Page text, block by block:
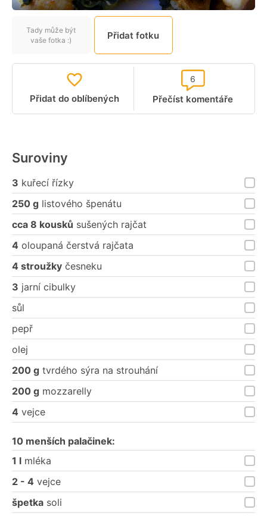
Tady může být
vaše fotka :)
Přidat fotku
Přidat do oblíbených Přečíst komentáře
6
Suroviny
3 kuřecí řízky
250 g listového špenátu
cca 8 kousků sušených rajčat
4 oloupaná čerstvá rajčata
4 stroužky česneku
3 jarní cibulky
sůl
pepř
olej
200 g tvrdého sýra na strouhání
200 g mozzarelly
4 vejce
10 menších palačinek:
1 l mléka
2 - 4 vejce
špetka soli